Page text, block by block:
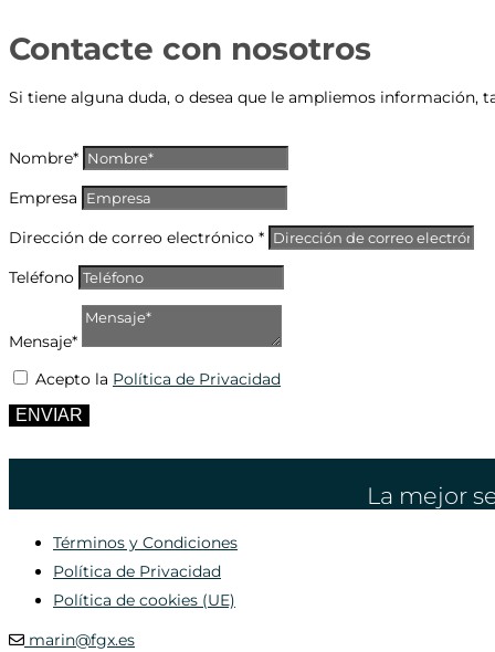
Contacte con nosotros
Si tiene alguna duda, o desea que le ampliemos
Nombre*
Empresa
Dirección de correo electrónico *
Teléfono
Mensaje*
Acepto la Política de Privacidad
ENVIAR
La mejor
Términos y Condiciones
Política de Privacidad
Política de cookies (UE)
marin@fgx.es